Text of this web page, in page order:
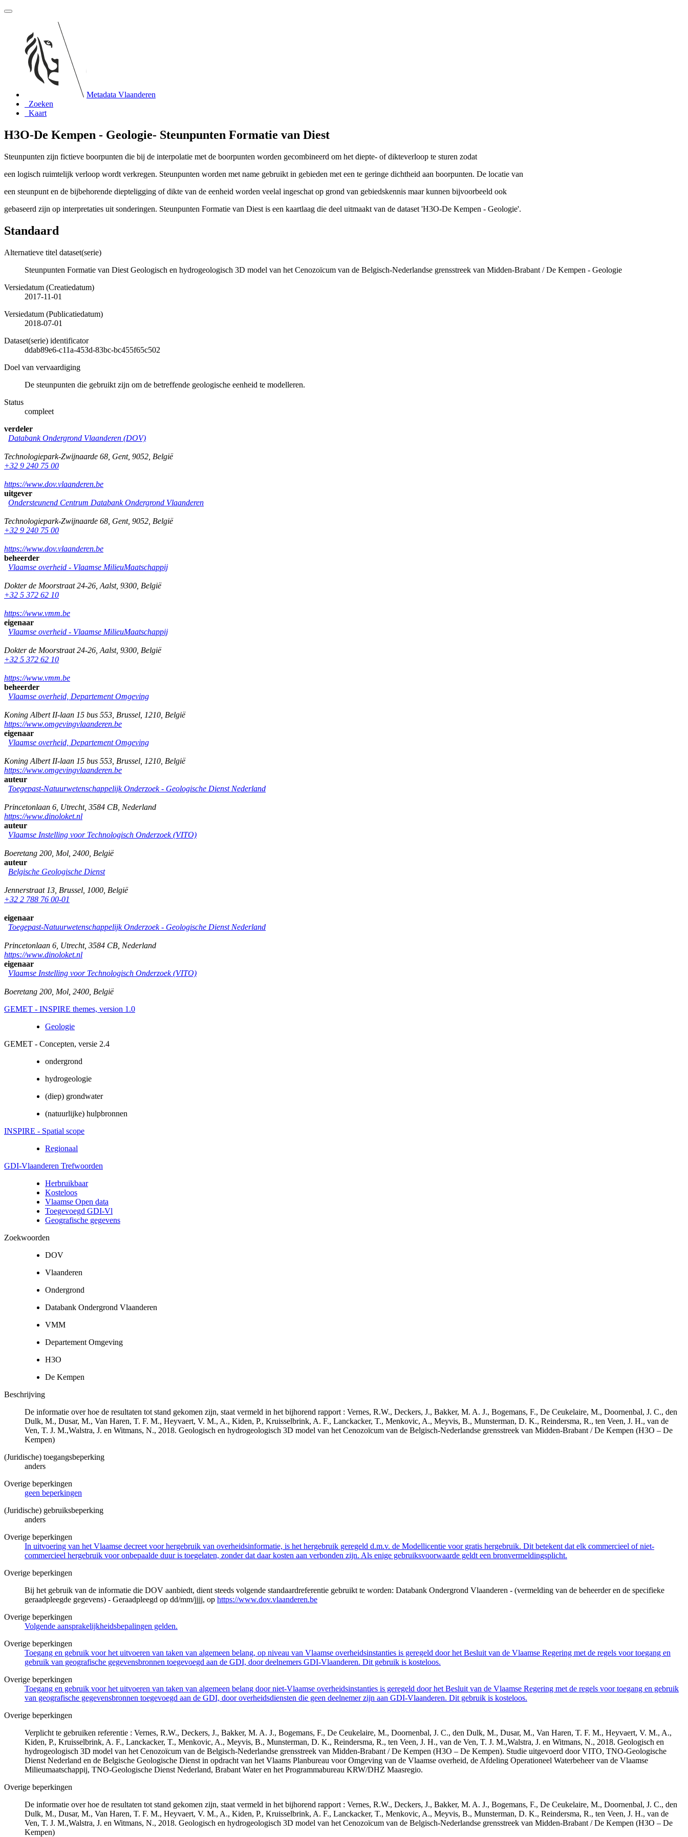
Metadata Vlaanderen
Zoeken
Kaart
H3O-De Kempen - Geologie- Steunpunten Formatie van Diest
Steunpunten zijn fictieve boorpunten die bij de interpolatie met de boorpunten worden gecombineerd om het diepte- of dikteverloop te sturen zodat
een logisch ruimtelijk verloop wordt verkregen. Steunpunten worden met name gebruikt in gebieden met een te geringe dichtheid aan boorpunten. De locatie van
een steunpunt en de bijbehorende diepteligging of dikte van de eenheid worden veelal ingeschat op grond van gebiedskennis maar kunnen bijvoorbeeld ook
gebaseerd zijn op interpretaties uit sonderingen. Steunpunten Formatie van Diest is een kaartlaag die deel uitmaakt van de dataset 'H3O-De Kempen - Geologie'.
Standaard
Alternatieve titel dataset(serie)
Steunpunten Formatie van Diest Geologisch en hydrogeologisch 3D model van het Cenozoïcum van de Belgisch-Nederlandse grensstreek van Midden-Brabant / De Kempen - Geologie
Versiedatum (Creatiedatum)
2017-11-01
Versiedatum (Publicatiedatum)
2018-07-01
Dataset(serie) identificator
ddab89e6-c11a-453d-83bc-bc455f65c502
Doel van vervaardiging
De steunpunten die gebruikt zijn om de betreffende geologische eenheid te modelleren.
Status
compleet
verdeler
Databank Ondergrond Vlaanderen (DOV)
Technologiepark-Zwijnaarde 68 Gent, 9052 België
+32 9 240 75 00
https://www.dov.vlaanderen.be
uitgever
Ondersteunend Centrum Databank Ondergrond Vlaanderen
Technologiepark-Zwijnaarde 68 Gent, 9052 België
+32 9 240 75 00
https://www.dov.vlaanderen.be
beheerder
Vlaamse overheid - Vlaamse MilieuMaatschappij
Dokter de Moorstraat 24-26 Aalst, 9300 België
+32 5 372 62 10
https://www.vmm.be
eigenaar
Vlaamse overheid - Vlaamse MilieuMaatschappij
Dokter de Moorstraat 24-26 Aalst, 9300 België
+32 5 372 62 10
https://www.vmm.be
beheerder
Vlaamse overheid, Departement Omgeving
Koning Albert II-laan 15 bus 553 Brussel 1210 België
https://www.omgevingvlaanderen.be
eigenaar
Vlaamse overheid, Departement Omgeving
Koning Albert II-laan 15 bus 553 Brussel 1210 België
https://www.omgevingvlaanderen.be
auteur
Toegepast-Natuurwetenschappelijk Onderzoek - Geologische Dienst Nederland
Princetonlaan 6 Utrecht, 3584 CB Nederland
https://www.dinoloket.nl
auteur
Vlaamse Instelling voor Technologisch Onderzoek (VITO)
Boeretang 200 Mol 2400 België
auteur
Belgische Geologische Dienst
Jennerstraat 13 Brussel 1000 België
+32 2 788 76 00-01
eigenaar
Toegepast-Natuurwetenschappelijk Onderzoek - Geologische Dienst Nederland
Princetonlaan 6 Utrecht, 3584 CB Nederland
https://www.dinoloket.nl
eigenaar
Vlaamse Instelling voor Technologisch Onderzoek (VITO)
Boeretang 200 Mol 2400 België
GEMET - INSPIRE themes, version 1.0
Geologie
GEMET - Concepten, versie 2.4
ondergrond
hydrogeologie
(diep) grondwater
(natuurlijke) hulpbronnen
INSPIRE - Spatial scope
Regionaal
GDI-Vlaanderen Trefwoorden
Herbruikbaar
Kosteloos
Vlaamse Open data
Toegevoegd GDI-Vl
Geografische gegevens
Zoekwoorden
DOV
Vlaanderen
Ondergrond
Databank Ondergrond Vlaanderen
VMM
Departement Omgeving
H3O
De Kempen
Beschrijving
De informatie over hoe de resultaten tot stand gekomen zijn, staat vermeld in het bijhorend rapport : Vernes, R.W., Deckers, J., Bakker, M. A. J., Bogemans, F., De Ceukelaire, M., Doornenbal, J. C., den
Dulk, M., Dusar, M., Van Haren, T. F. M., Heyvaert, V. M., A., Kiden, P., Kruisselbrink, A. F., Lanckacker, T., Menkovic, A., Meyvis, B., Munsterman, D. K., Reindersma, R., ten Veen, J. H., van de
Ven, T. J. M.,Walstra, J. en Witmans, N., 2018. Geologisch en hydrogeologisch 3D model van het Cenozoïcum van de Belgisch-Nederlandse grensstreek van Midden-Brabant / De Kempen (H3O – De
Kempen)
(Juridische) toegangsbeperking
anders
Overige beperkingen
geen beperkingen
(Juridische) gebruiksbeperking
anders
Overige beperkingen
In uitvoering van het Vlaamse decreet voor hergebruik van overheidsinformatie, is het hergebruik geregeld d.m.v. de Modellicentie voor gratis hergebruik. Dit betekent dat elk commercieel of niet-
commercieel hergebruik voor onbepaalde duur is toegelaten, zonder dat daar kosten aan verbonden zijn. Als enige gebruiksvoorwaarde geldt een bronvermeldingsplicht.
Overige beperkingen
Bij het gebruik van de informatie die DOV aanbiedt, dient steeds volgende standaardreferentie gebruikt te worden: Databank Ondergrond Vlaanderen - (vermelding van de beheerder en de specifieke
geraadpleegde gegevens) - Geraadpleegd op dd/mm/jjjj, op https://www.dov.vlaanderen.be
Overige beperkingen
Volgende aansprakelijkheidsbepalingen gelden.
Overige beperkingen
Toegang en gebruik voor het uitvoeren van taken van algemeen belang, op niveau van Vlaamse overheidsinstanties is geregeld door het Besluit van de Vlaamse Regering met de regels voor toegang en
gebruik van geografische gegevensbronnen toegevoegd aan de GDI, door deelnemers GDI-Vlaanderen. Dit gebruik is kosteloos.
Overige beperkingen
Toegang en gebruik voor het uitvoeren van taken van algemeen belang door niet-Vlaamse overheidsinstanties is geregeld door het Besluit van de Vlaamse Regering met de regels voor toegang en gebruik
van geografische gegevensbronnen toegevoegd aan de GDI, door overheidsdiensten die geen deelnemer zijn aan GDI-Vlaanderen. Dit gebruik is kosteloos.
Overige beperkingen
Verplicht te gebruiken referentie : Vernes, R.W., Deckers, J., Bakker, M. A. J., Bogemans, F., De Ceukelaire, M., Doornenbal, J. C., den Dulk, M., Dusar, M., Van Haren, T. F. M., Heyvaert, V. M., A.,
Kiden, P., Kruisselbrink, A. F., Lanckacker, T., Menkovic, A., Meyvis, B., Munsterman, D. K., Reindersma, R., ten Veen, J. H., van de Ven, T. J. M.,Walstra, J. en Witmans, N., 2018. Geologisch en
hydrogeologisch 3D model van het Cenozoïcum van de Belgisch-Nederlandse grensstreek van Midden-Brabant / De Kempen (H3O – De Kempen). Studie uitgevoerd door VITO, TNO-Geologische
Dienst Nederland en de Belgische Geologische Dienst in opdracht van het Vlaams Planbureau voor Omgeving van de Vlaamse overheid, de Afdeling Operationeel Waterbeheer van de Vlaamse
Milieumaatschappij, TNO-Geologische Dienst Nederland, Brabant Water en het Programmabureau KRW/DHZ Maasregio.
Overige beperkingen
De informatie over hoe de resultaten tot stand gekomen zijn, staat vermeld in het bijhorend rapport : Vernes, R.W., Deckers, J., Bakker, M. A. J., Bogemans, F., De Ceukelaire, M., Doornenbal, J. C., den
Dulk, M., Dusar, M., Van Haren, T. F. M., Heyvaert, V. M., A., Kiden, P., Kruisselbrink, A. F., Lanckacker, T., Menkovic, A., Meyvis, B., Munsterman, D. K., Reindersma, R., ten Veen, J. H., van de
Ven, T. J. M.,Walstra, J. en Witmans, N., 2018. Geologisch en hydrogeologisch 3D model van het Cenozoïcum van de Belgisch-Nederlandse grensstreek van Midden-Brabant / De Kempen (H3O – De
Kempen)